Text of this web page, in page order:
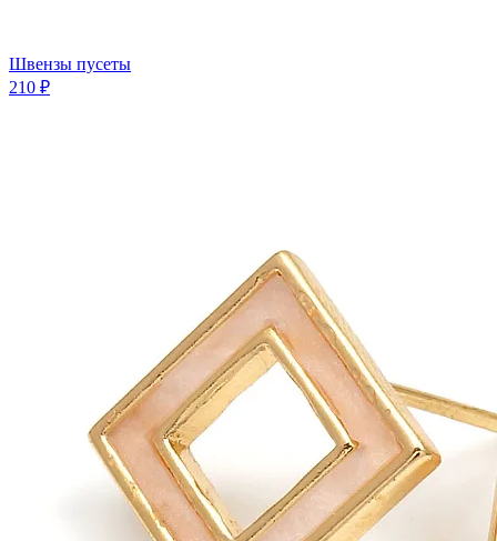
Швензы пусеты
210 ₽